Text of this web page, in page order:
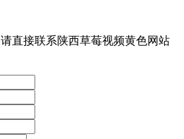
请直接联系陕西草莓视频黄色网站